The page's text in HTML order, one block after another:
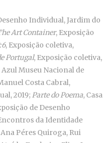
Individual, Jardim do
Art Container, Exposição
, Exposição coletiva,
Portugal, Exposição coletiva,
Azul Museu Nacional de
Costa Cabral,
2019;Parte do Poema, Casa
de Desenho
da Identidade
Péres Quiroga, Rui